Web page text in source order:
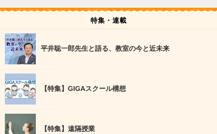
特集・連載
平井聡一郎先生と語る、教室の今と近未来
【特集】GIGAスクール構想
【特集】遠隔授業